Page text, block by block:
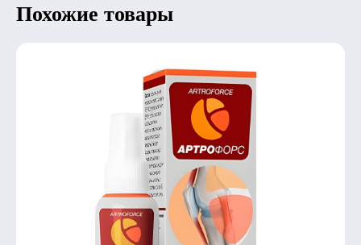
Похожие товары